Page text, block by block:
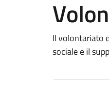
Il volontariato
sociale e il